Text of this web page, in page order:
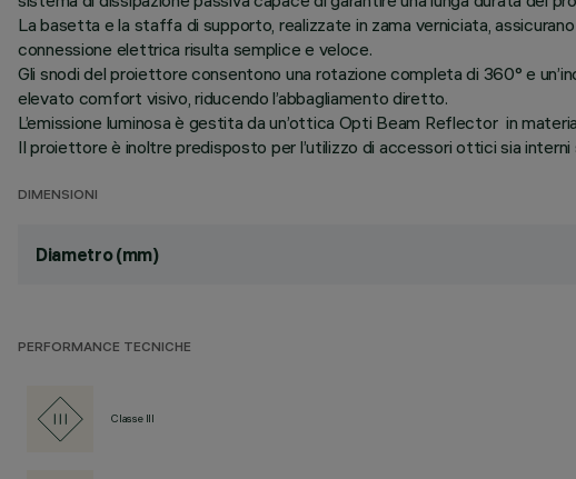
La basetta e la staffa di supporto, realizzate in zama verniciata,
connessione elettrica risulta semplice e veloce.
Gli snodi del proiettore consentono una rotazione completa di 360° e
elevato comfort visivo, riducendo l’abbagliamento diretto.
L’emissione luminosa è gestita da un’ottica Opti Beam Reflector in
Il proiettore è inoltre predisposto per l’utilizzo di accessori ottici sia interni
DIMENSIONI
Diametro (mm)
PERFORMANCE TECNICHE
Classe III